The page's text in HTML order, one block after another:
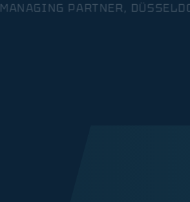
MANAGING PARTNER,